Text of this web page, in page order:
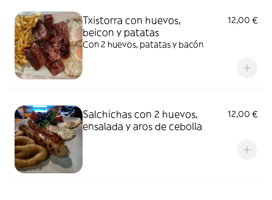
Txistorra con huevos,
beicon y patatas
12,00 €
Con 2 huevos, patatas y bacón
Salchichas con 2 huevos,
ensalada y aros de cebolla
12,00 €